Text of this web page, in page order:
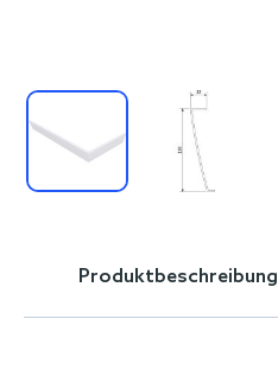
beginningProduktbeschreibung